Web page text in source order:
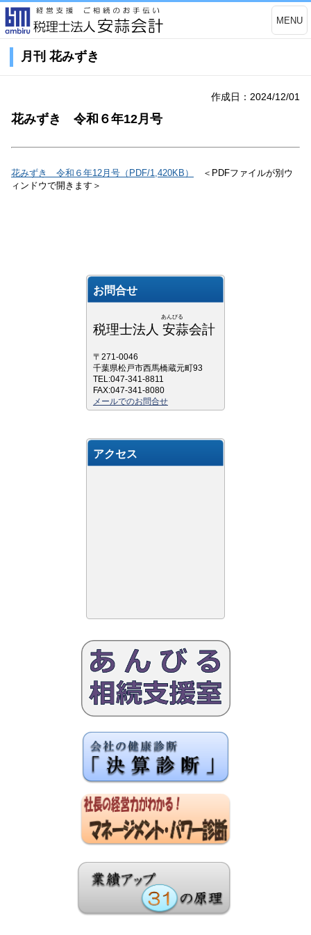
MENU
月刊 花みずき
作成日：2024/12/01
花みずき 令和６年12月号
花みずき 令和６年12月号（PDF/1,420KB）
＜PDFファイルが別ウ
ィンドウで開きます＞
お問合せ
あんびる
税理士法人 安蒜会計
〒271-0046
千葉県松戸市西馬橋蔵元町93
TEL:047-341-8811
FAX:047-341-8080
メールでのお問合せ
アクセス